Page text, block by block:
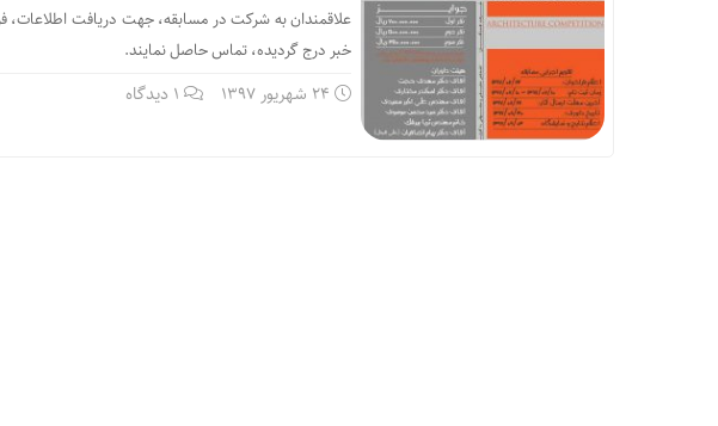
علاقمندان به شرکت در مسابقه، جهت دریافت اطلاعات،
خبر درج گردیده، تماس حاصل نمایند.
24 شهریور 1397 1 دیدگاه